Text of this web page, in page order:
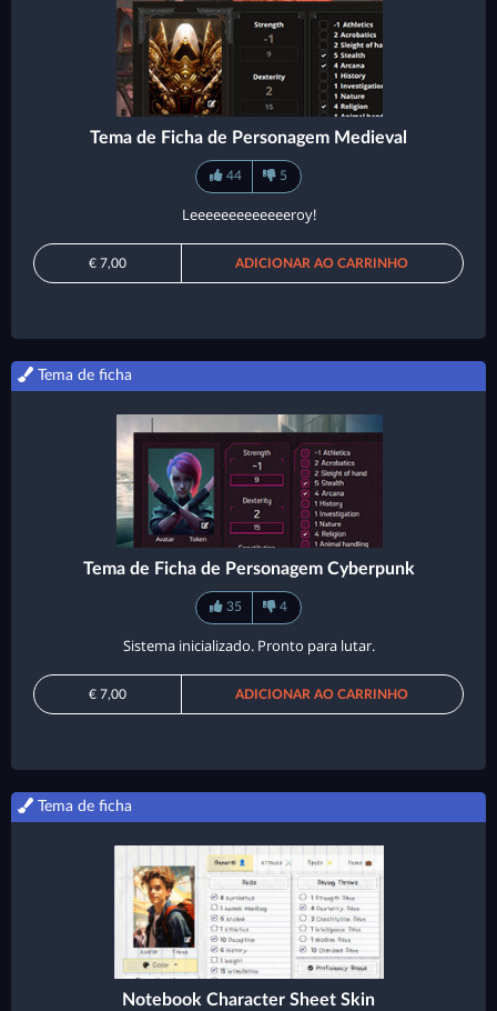
Tema de Ficha de Personagem Medieval
44 5
Leeeeeeeeeeeeeroy!
€ 7,00 ADICIONAR AO CARRINHO
Tema de ficha
Tema de Ficha de Personagem Cyberpunk
35 4
Sistema inicializado. Pronto para lutar.
€ 7,00 ADICIONAR AO CARRINHO
Tema de ficha
Notebook Character Sheet Skin